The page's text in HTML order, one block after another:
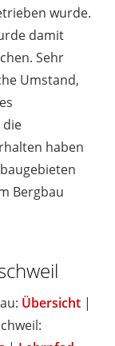
wurde.
damit
Sehr
Umstand,
die
haben
Bergbau
Übersicht|